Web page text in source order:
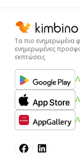
Τα πιο ενημερωμένα
ενημερωμένες
εκπτώσεις